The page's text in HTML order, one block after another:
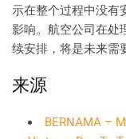
示在整个过程中没有
影响。航空公司在处
续安排，将是未来需
来源
BERNAMA –